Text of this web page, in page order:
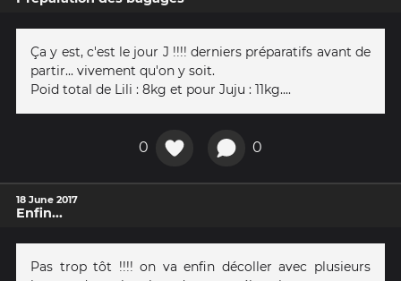
Ça y est, c'est le jour J !!!! derniers préparatifs avant de
partir... vivement qu'on y soit.
Poid total de Lili : 8kg et pour Juju : 11kg....
0 0
18 June 2017
Enfin...
Pas trop tôt !!!! on va enfin décoller avec plusieurs